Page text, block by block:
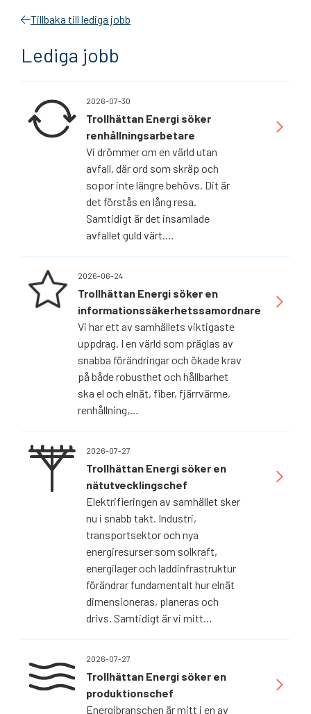
Tillbaka till lediga jobb
Lediga jobb
2026-07-30
Trollhättan Energi söker
renhållningsarbetare
Vi drömmer om en värld utan
avfall, där ord som skräp och
sopor inte längre behövs. Dit är
det förstås en lång resa.
Samtidigt är det insamlade
avfallet guld värt.…
2026-06-24
Trollhättan Energi söker en
informationssäkerhetssamordnare
Vi har ett av samhällets viktigaste
uppdrag. I en värld som präglas av
snabba förändringar och ökade krav
på både robusthet och hållbarhet
ska el och elnät, fiber, fjärrvärme,
renhållning,…
2026-07-27
Trollhättan Energi söker en
nätutvecklingschef
Elektrifieringen av samhället sker
nu i snabb takt. Industri,
transportsektor och nya
energiresurser som solkraft,
energilager och laddinfrastruktur
förändrar fundamentalt hur elnät
dimensioneras, planeras och
drivs. Samtidigt är vi mitt…
2026-07-27
Trollhättan Energi söker en
produktionschef
Energibranschen är mitt i en av